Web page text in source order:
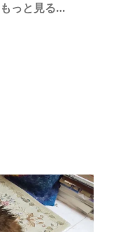
もっと見る…